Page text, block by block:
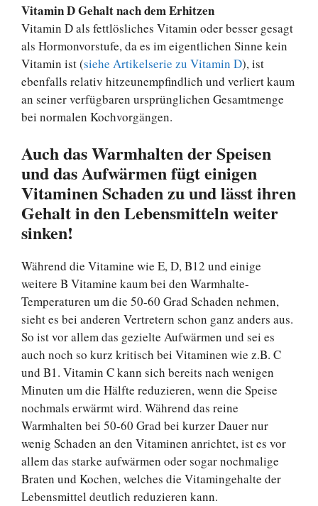
Vitamin D Gehalt nach dem Erhitzen
Vitamin D als fettlösliches Vitamin oder besser gesagt
als Hormonvorstufe, da es im eigentlichen Sinne kein
Vitamin ist (siehe Artikelserie zu Vitamin D), ist
ebenfalls relativ hitzeunempfindlich und verliert kaum
an seiner verfügbaren ursprünglichen Gesamtmenge
bei normalen Kochvorgängen.
Auch das Warmhalten der Speisen
und das Aufwärmen fügt einigen
Vitaminen Schaden zu und lässt ihren
Gehalt in den Lebensmitteln weiter
sinken!
Während die Vitamine wie E, D, B12 und einige
weitere B Vitamine kaum bei den Warmhalte-
Temperaturen um die 50-60 Grad Schaden nehmen,
sieht es bei anderen Vertretern schon ganz anders aus.
So ist vor allem das gezielte Aufwärmen und sei es
auch noch so kurz kritisch bei Vitaminen wie z.B. C
und B1. Vitamin C kann sich bereits nach wenigen
Minuten um die Hälfte reduzieren, wenn die Speise
nochmals erwärmt wird. Während das reine
Warmhalten bei 50-60 Grad bei kurzer Dauer nur
wenig Schaden an den Vitaminen anrichtet, ist es vor
allem das starke aufwärmen oder sogar nochmalige
Braten und Kochen, welches die Vitamingehalte der
Lebensmittel deutlich reduzieren kann.